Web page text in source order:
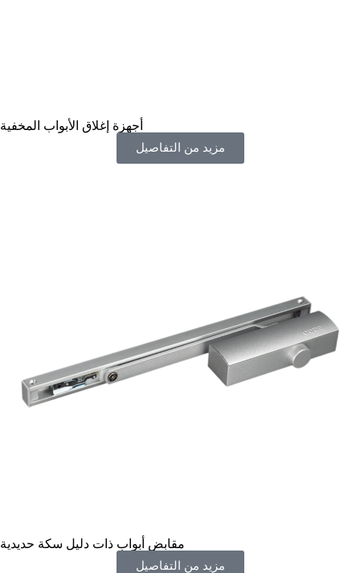
أجهزة إغلاق الأبواب المخفية
مزيد من التفاصيل
مقابض أبواب ذات دليل سكة حديدية
مزيد من التفاصيل